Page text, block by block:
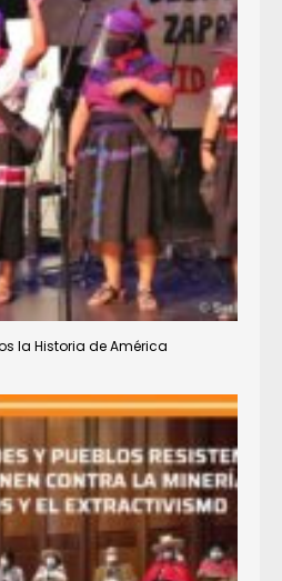
la Historia de América